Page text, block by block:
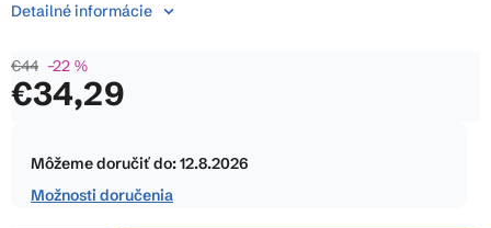
produktu
0,0
z
€44 –22 %
€34,29
cena:
Môžeme doručiť do:12.8.2026
Možnosti doručenia
Detailné informácie